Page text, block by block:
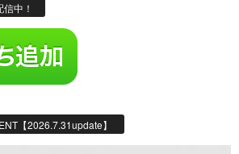
中！
【2026.7.31update】